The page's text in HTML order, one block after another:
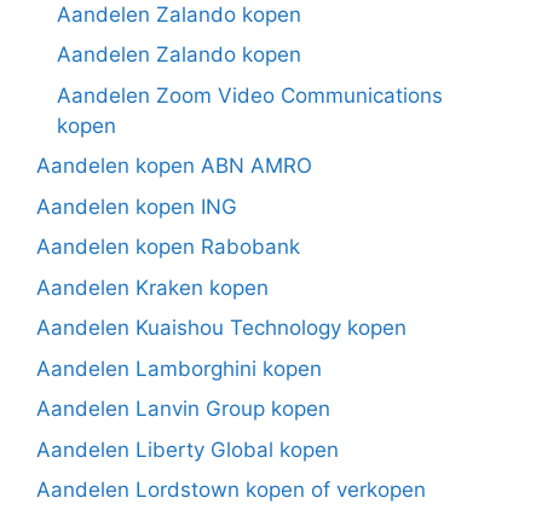
Aandelen Zalando kopen
Aandelen Zalando kopen
Aandelen Zoom Video Communications
kopen
Aandelen kopen ABN AMRO
Aandelen kopen ING
Aandelen kopen Rabobank
Aandelen Kraken kopen
Aandelen Kuaishou Technology kopen
Aandelen Lamborghini kopen
Aandelen Lanvin Group kopen
Aandelen Liberty Global kopen
Aandelen Lordstown kopen of verkopen